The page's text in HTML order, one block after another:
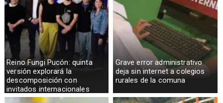
Reino Fungi Pucón: quinta
versión explorará la
descomposición con
invitados internacionales
Grave error administrativo
deja sin internet a colegios
rurales de la comuna